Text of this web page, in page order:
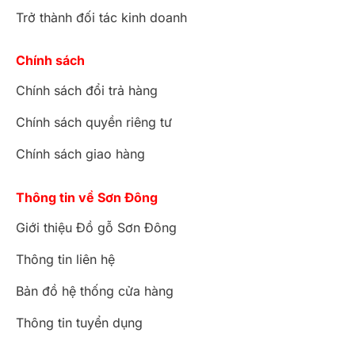
Trở thành đối tác kinh doanh
Chính sách
Chính sách đổi trả hàng
Chính sách quyền riêng tư
Chính sách giao hàng
Thông tin về Sơn Đông
Giới thiệu Đồ gỗ Sơn Đông
Thông tin liên hệ
Bản đồ hệ thống cửa hàng
Thông tin tuyển dụng